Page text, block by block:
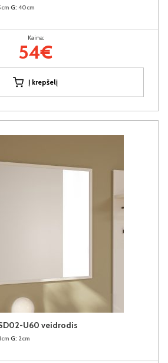
G: 40cm
Kaina:
54€
Į krepšelį
U60 veidrodis
G: 2cm